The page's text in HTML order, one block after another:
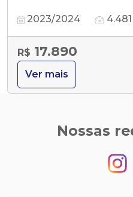
2023/2024
R$ 17.890
Ver mais
Nossas